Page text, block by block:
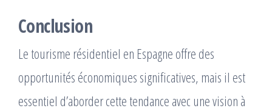
Conclusion
Le tourisme résidentiel en Espagne offre des
opportunités économiques significatives, mais il est
essentiel d’aborder cette tendance avec une vision à